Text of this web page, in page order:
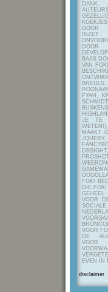
DOOR
BAAS
VAN
FYAH,
JE TE
MAAKT
JQUERY,
FOK!
DIE
GEHEEL
VOOR
VOOR
DE
EVEN IN
disclaimer